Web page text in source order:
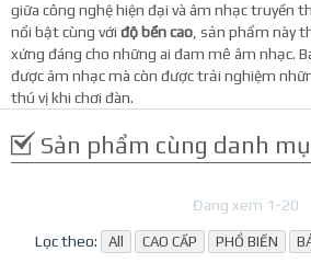
giữa công nghệ hiện đại và âm nhạc truyền
nổi bật cùng với độ bền cao, sản phẩm này
xứng đáng cho những ai đam mê âm nhạc.
được âm nhạc mà còn được trải nghiệm
thú vị khi chơi đàn.
Sản phẩm cùng danh
Đang xem 1-20
Lọc theo: All CAO CẤP PHỔ BIẾN